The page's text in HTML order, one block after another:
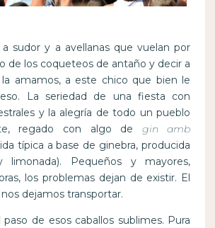
a sudor y a avellanas que vuelan por
de los coqueteos de antaño y decir a
amamos, a este chico que bien le
La seriedad de una fiesta con
y la alegría de todo un pueblo
regado con algo de gin amb
típica a base de ginebra, producida
limonada). Pequeños y mayores,
los problemas dejan de existir. El
dejamos transportar.
de esos caballos sublimes. Pura